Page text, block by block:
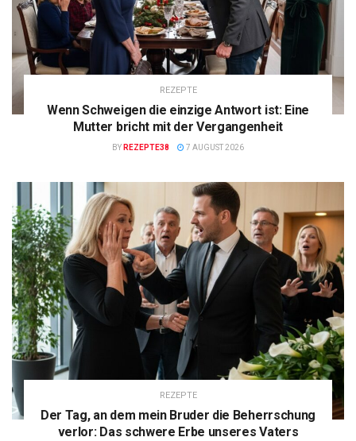
REZEPTE
Wenn Schweigen die einzige Antwort ist: Eine
Mutter bricht mit der Vergangenheit
BY REZEPTE38 7 AUGUST 2026
REZEPTE
Der Tag, an dem mein Bruder die Beherrschung
verlor: Das schwere Erbe unseres Vaters